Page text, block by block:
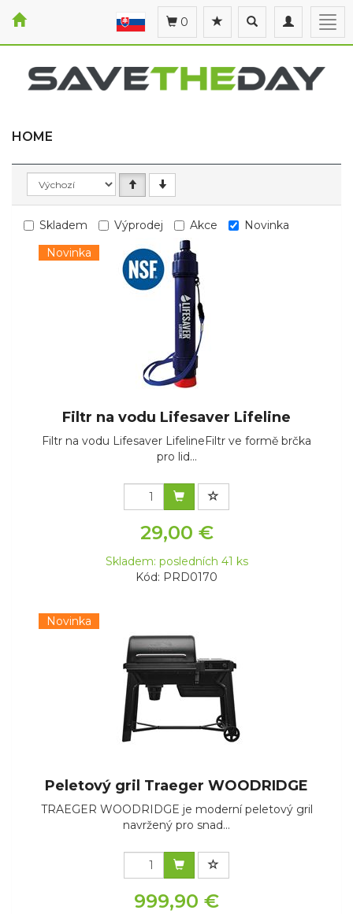
Toggle
navigation
Toggle
search
0
HOME
Skladem Výprodej Akce
Novinka
Novinka
Filtr na vodu Lifesaver Lifeline
Filtr na vodu Lifesaver LifelineFiltr ve formě brčka
pro lid...
29,00 €
Skladem: posledních 41 ks
Kód: PRD0170
Novinka
Peletový gril Traeger WOODRIDGE
TRAEGER WOODRIDGE je moderní peletový gril
navržený pro snad...
999,90 €